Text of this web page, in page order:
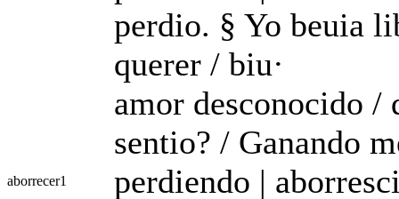
perdio. § Yo beuia
querer / biu·
aborrecer1
amor desconocido /
sentio? / Ganando
perdiendo |